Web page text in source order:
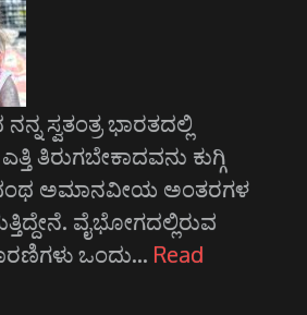
ಸ್ವತಂತ್ರ ಭಾರತದಲ್ಲಿ
ತಿರುಗಬೇಕಾದವನು ಕುಗ್ಗಿ
ಅಮಾನವೀಯ ಅಂತರಗಳ
ವೈಭೋಗದಲ್ಲಿರುವ
ಒಂದು… Read